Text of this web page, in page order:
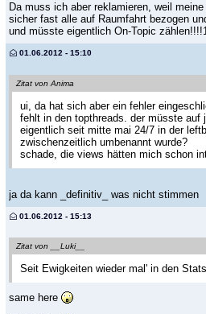
Da muss ich aber reklamieren, weil
sicher fast alle auf Raumfahrt bezogen
und müsste eigentlich On-Topic
01.06.2012 - 15:10
Zitat von Anima
ui, da hat sich aber ein fehler
fehlt in den topthreads. der müsste auf
eigentlich seit mitte mai 24/7 in der
zwischenzeitlich umbenannt wurde?
schade, die views hätten mich schon
ja da kann _definitiv_ was nicht stimmen
01.06.2012 - 15:13
Zitat von __Luki__
Seit Ewigkeiten wieder mal' in den
same here